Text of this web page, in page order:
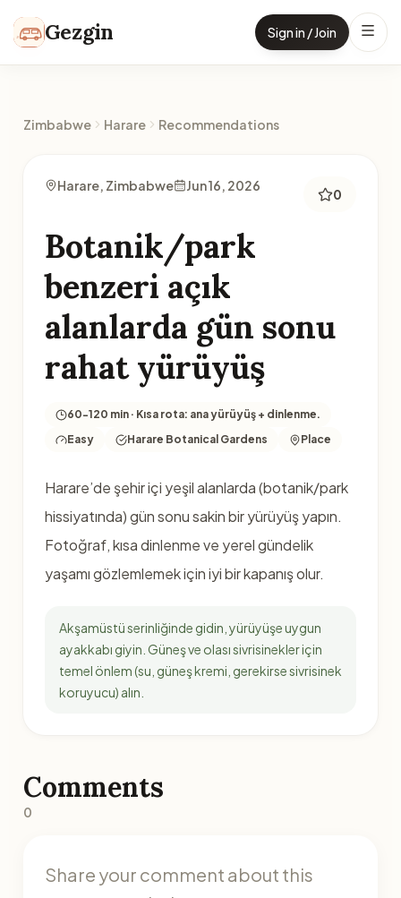
Gezgin Sign in / Join
Zimbabwe Harare Recommendations
Harare, Zimbabwe Jun 16, 2026
0
Botanik/park
benzeri açık
alanlarda gün sonu
rahat yürüyüş
60-120 min · Kısa rota: ana yürüyüş + dinlenme.
Easy
Harare Botanical Gardens Place
Harare’de şehir içi yeşil alanlarda (botanik/park
hissiyatında) gün sonu sakin bir yürüyüş yapın.
Fotoğraf, kısa dinlenme ve yerel gündelik
yaşamı gözlemlemek için iyi bir kapanış olur.
Akşamüstü serinliğinde gidin, yürüyüşe uygun
ayakkabı giyin. Güneş ve olası sivrisinekler için
temel önlem (su, güneş kremi, gerekirse sivrisinek
koruyucu) alın.
Comments
0